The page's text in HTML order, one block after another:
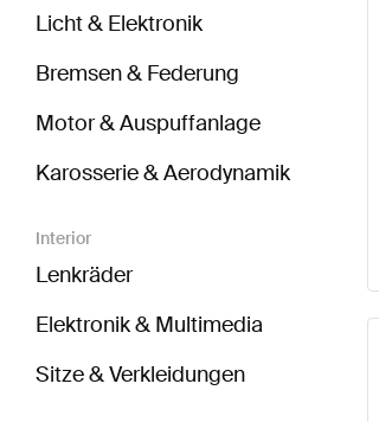
Licht & Elektronik
Bremsen & Federung
Motor & Auspuffanlage
Karosserie & Aerodynamik
Interior
Lenkräder
Elektronik & Multimedia
Sitze & Verkleidungen